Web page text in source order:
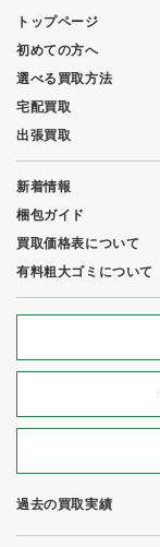
トップページ
初めての方へ
選べる買取方法
宅配買取
出張買取
新着情報
梱包ガイド
買取価格表について
有料粗大ゴミについて
過去の買取実績